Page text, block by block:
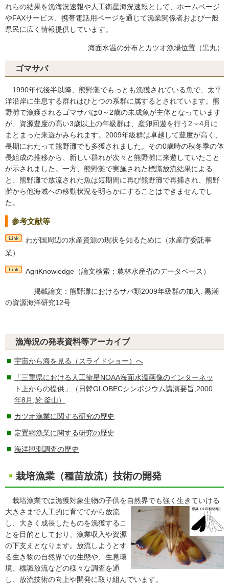
れらの結果を漁海況速報や人工衛星海況速報として、ホームページ
やFAXサービス、携帯電話用ページを通じて漁業関係者および一般
県民に広く情報提供しています。
海面水温の分布とカツオ漁場位置（黒丸）
ゴマサバ
1990年代後半以降、熊野灘でもっとも漁獲されている魚で、太平
洋沿岸に生息する群れはひとつの系群に属するとされています。熊
野灘で漁獲されるゴマサバは0～2歳の未成魚が主体となっています
が、資源豊度の高い3歳以上の年級群は、産卵回遊を行う2～4月に
まとまった来遊がみられます。2009年級群は卓越して豊度が高く、
長期にわたって熊野灘でも多獲されました。その0歳時の秋冬季の体
長組成の推移から、新しい群れが次々と熊野灘に来遊していたこと
が示されました。一方、熊野灘で実施された標識放流結果による
と、熊野灘で放流された魚は短期間に再び熊野灘で再捕され、熊野
灘から他海域への移動状況を明らかにすることはできませんでし
た。
参考文献等
わが国周辺の水産資源の現状を知るために
（水産庁委託事
業）
AgriKnowledge （論文検索：農林水産省のデータベース）
掲載論文：熊野灘におけるサバ類2009年級群の加入. 黒潮
の資源海洋研究12号
漁海況の発表資料等アーカイブ
宇宙から海を見る（スライドショー）へ
「三重県における人工衛星NOAA海面水温画像のインターネッ
ト上からの提供」（日韓GLOBECシンポジウム講演要旨,2000
年8月,於:釜山）
カツオ漁業に関する研究の歴史
定置網漁業に関する研究の歴史
海洋観測調査の歴史
栽培漁業（種苗放流）技術の開発
栽培漁業では漁獲対象生物の子供を自然界でも強く生きていける
大きさまで人工的に育ててから放流
し、大きく成長したものを漁獲するこ
とを目的としており、漁業収入や資源
の下支えとなります。放流しようとす
る生き物の自然界での生態や、生息環
境、標識放流などの様々な調査を通
し、放流技術の向上や開発に取り組んでいます。